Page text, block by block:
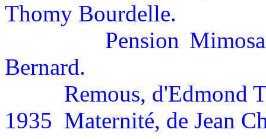
Thomy Bourdelle.
Pension
Bernard.
Remous, d'Edmond
1935 Maternité, de Jean